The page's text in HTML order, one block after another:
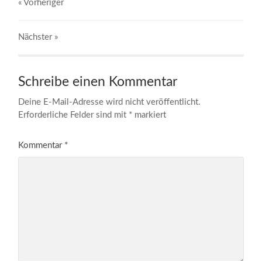
« Vorheriger
Nächster »
Schreibe einen Kommentar
Deine E-Mail-Adresse wird nicht veröffentlicht.
Erforderliche Felder sind mit * markiert
Kommentar *